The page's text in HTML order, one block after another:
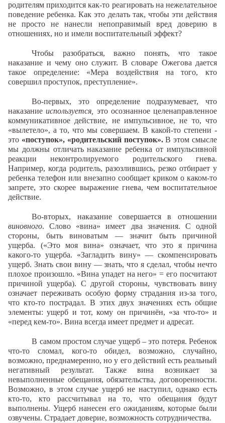
родителям приходится как-то реагировать на нежелательное
поведение ребенка. Как это делать так, чтобы эти действия
не просто не нанесли непоправимый вред доверию в
отношениях, но и имели воспитательный эффект?
Чтобы разобраться, важно понять, что такое
наказание и чему оно служит. В словаре Ожегова дается
такое определение: «Мера воздействия на того, кто
совершил проступок, преступление».
Во-первых, это определение подразумевает, что
наказаниеиспользуется, это осознанное целенаправленное
коммуникативное действие, не импульсивное, не то, что
«вылетело», а то, что мы совершаем. В какой-то степени -
это «поступок», «родительский поступок».В этом смысле
мы должны отличать наказание ребенка от импульсивной
реакции неконтролируемого родительского гнева.
Например, когда родитель, разозлившись, резко отбирает у
ребенка телефон или внезапно сообщает криком о каком-то
запрете, это скорее выражение гнева, чем воспитательное
действие.
Во-вторых, наказание совершается в отношении
виновного. Слово «вина» имеет два значения. С одной
стороны, быть виноватым — значит быть причиной
ущерба. («Это моя вина» означает, что это я причина
какого-то ущерба. «Загладить вину» — скомпенсировать
ущерб. Знать свои вину — знать, что я сделал, чтобы нечто
плохое произошло. «Вина упадет на него» = его посчитают
причиной ущерба). С другой стороны, чувствовать вину
означает переживать особую форму страдания из-за того,
что кто-то пострадал. В этих двух значениях есть общие
элементы: ущерб и тот, кому он причинён, «за что-то» и
«перед кем-то». Вина всегда имеет предмет и адресат.
В самом простом случае ущерб – это потеря. Ребенок
что-то сломал, кого-то обидел, возможно, случайно,
возможно, преднамеренно, но у его действий есть реальный
негативный результат. Также вина возникает за
невыполненные обещания, обязательства, договоренности.
Возможно, в этом случае ущерб не наступил, однако есть
кто-то, кто рассчитывал на то, что обещания будут
выполнены. Ущерб нанесен его ожиданиям, которые были
озвучены. Страдает доверие, возможность сотрудничества.